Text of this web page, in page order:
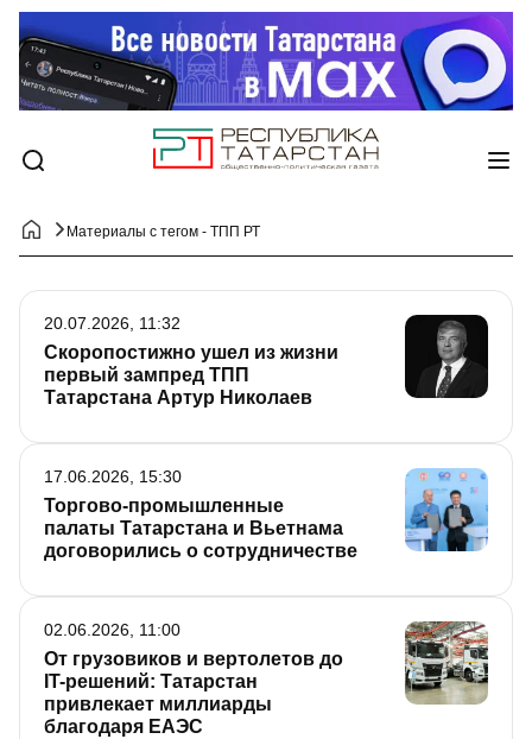
Материалы с тегом - ТПП РТ
Скоропостижно ушел из жизни
первый зампред ТПП
Татарстана Артур Николаев
20.07.2026, 11:32
Торгово-промышленные
палаты Татарстана и Вьетнама
договорились о сотрудничестве
17.06.2026, 15:30
От грузовиков и вертолетов до
IT-решений: Татарстан
привлекает миллиарды
благодаря ЕАЭС
02.06.2026, 11:00